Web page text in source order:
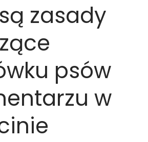
zasady
psów
w